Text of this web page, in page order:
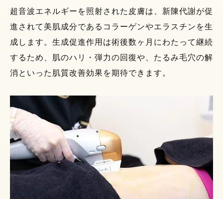
超音波エネルギーを照射された皮膚は、新陳代謝が促
進されて美肌成分であるコラーゲンやエラスチンを生
成します。 生成促進作用は術後数ヶ月にわたって継続
するため、肌のハリ・弾力の回復や、たるみ毛穴の解
消といった肌質改善効果を期待できます。